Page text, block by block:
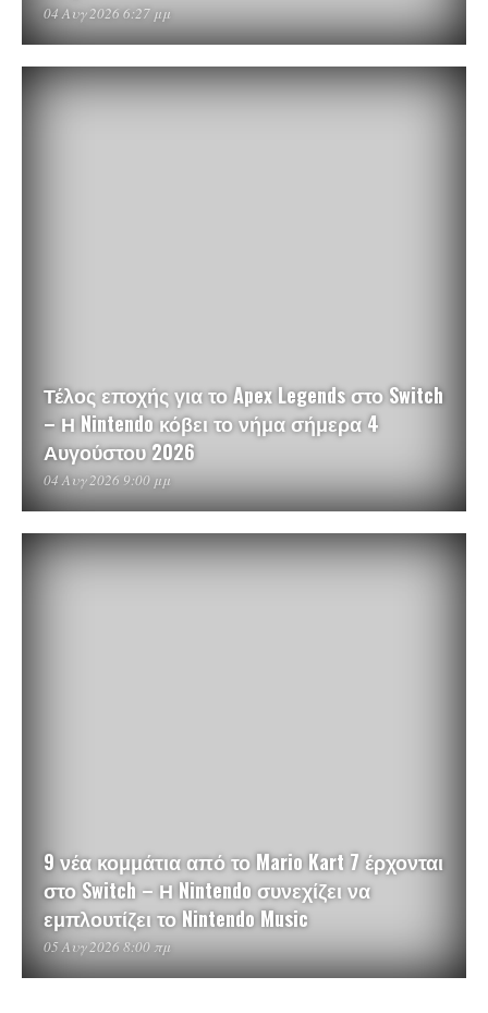
04 Αυγ 2026 6:27 μμ
Τέλος εποχής για το Apex Legends στο Switch
– Η Nintendo κόβει το νήμα σήμερα 4
Αυγούστου 2026
04 Αυγ 2026 9:00 μμ
9 νέα κομμάτια από το Mario Kart 7 έρχονται
στο Switch – Η Nintendo συνεχίζει να
εμπλουτίζει το Nintendo Music
05 Αυγ 2026 8:00 πμ